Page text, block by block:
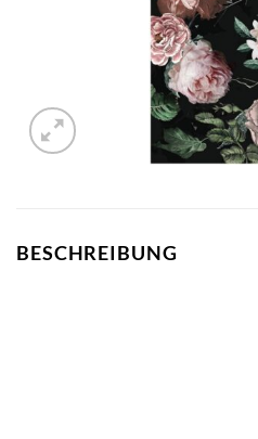
BESCHREIBUNG